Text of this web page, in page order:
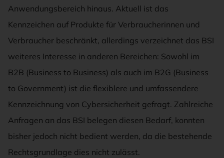
Anwendungsbereich hinaus. Aktuell ist das
Kennzeichen auf Produkte für Verbraucherinnen und
Verbraucher beschränkt, allerdings verzeichnet das BSI
weiteres Interesse in anderen Bereichen: Sowohl im
B2B (Business to Business) als auch im B2G (Business
to Government) ist die flexiblere und umfassendere
Kennzeichnung von Cybersicherheit gefragt. Zahlreiche
Anfragen an das BSI belegen diesen Bedarf, konnten
bisher jedoch nicht bedient werden, da die bestehende
Rechtsgrundlage dies nicht zulässt.